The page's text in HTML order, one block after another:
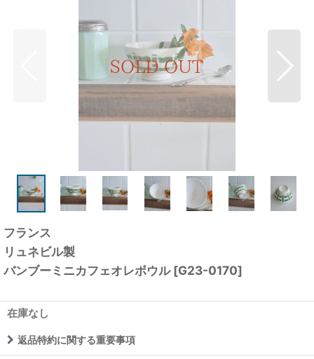
フランス
リュネビル製
バンブーミニカフェオレボウル [G23-0170]
在庫なし
返品特約に関する重要事項